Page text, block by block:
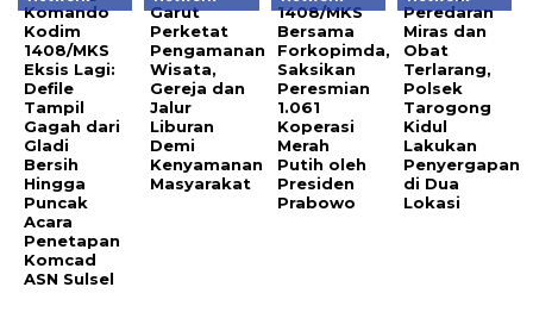
Komando
Kodim
1408/MKS
Eksis Lagi:
Defile
Tampil
Gagah dari
Gladi
Bersih
Hingga
Puncak
Acara
Penetapan
Komcad
ASN Sulsel
Garut
Perketat
Pengamanan
Wisata,
Gereja dan
Jalur
Liburan
Demi
Kenyamanan
Masyarakat
1408/MKS
Bersama
Forkopimda,
Saksikan
Peresmian
1.061
Koperasi
Merah
Putih oleh
Presiden
Prabowo
Peredaran
Miras dan
Obat
Terlarang,
Polsek
Tarogong
Kidul
Lakukan
Penyergapan
di Dua
Lokasi